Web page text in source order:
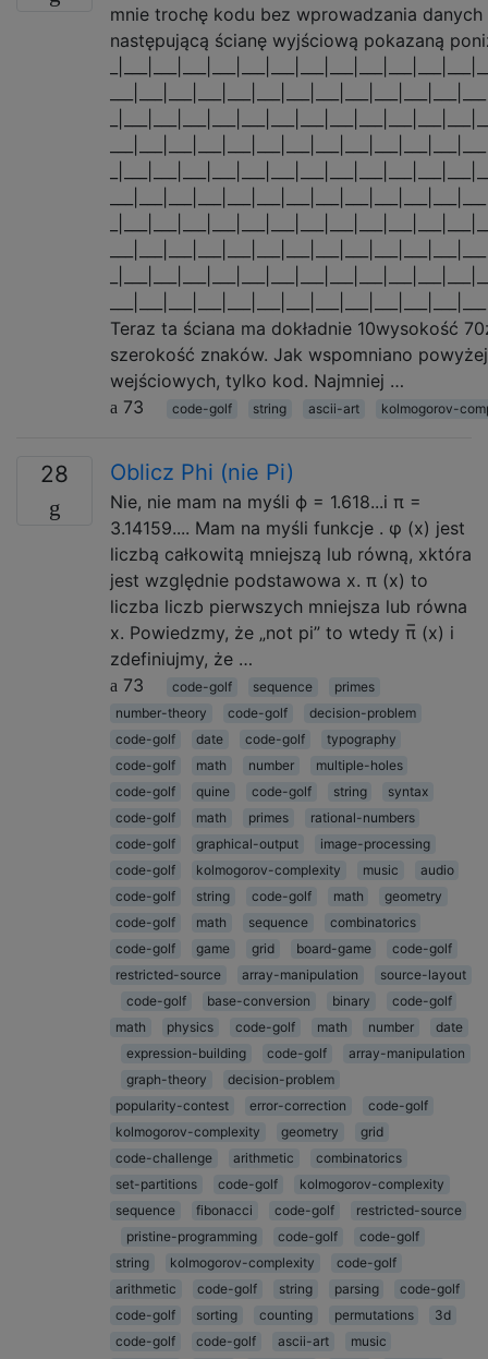
mnie trochę kodu bez wprowadzania
następującą ścianę wyjściową pokazaną
Teraz ta ściana ma dokładnie 10wysokość
szerokość znaków. Jak wspomniano
wejściowych, tylko kod. Najmniej …
73
code-golf string ascii-art kolmogorov-
28 Oblicz Phi (nie Pi)
Nie, nie mam na myśli ϕ = 1.618...i π =
3.14159.... Mam na myśli funkcje . φ (x) jest
liczbą całkowitą mniejszą lub równą, xktóra
jest względnie podstawowa x. π (x) to
liczba liczb pierwszych mniejsza lub równa
x. Powiedzmy, że „not pi” to wtedy π̅ (x) i
zdefiniujmy, że …
73
code-golf sequence
primes
number-theory
code-golf
decision-problem
code-golf
date code-golf
typography
code-golf
math number
multiple-holes
code-golf
quine code-golf string
syntax
code-golf
math primes
rational-numbers
code-golf
graphical-output
image-processing
code-golf
kolmogorov-complexity music
audio
code-golf
string code-golf math
geometry
code-golf
math sequence
combinatorics
code-golf
game grid board-game
code-golf
restricted-source
array-manipulation
source-layout
code-golf
base-conversion binary
code-golf
math
physics code-golf math number
date
expression-building
code-golf
array-manipulation
graph-theory
decision-problem
popularity-contest
error-correction
code-golf
kolmogorov-complexity
geometry
grid
code-challenge
arithmetic
combinatorics
set-partitions
code-golf
kolmogorov-complexity
sequence
fibonacci code-golf
restricted-source
pristine-programming
code-golf
code-golf
string
kolmogorov-complexity
code-golf
arithmetic
code-golf string parsing
code-golf
code-golf
sorting counting permutations
3d
code-golf
code-golf ascii-art music